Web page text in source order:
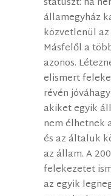
államegyház
közvetlenül
Másfelől a
azonos.
elismert
révén
akiket egyik
nem élhetnek
és az általuk
az állam. A
felekezetet
az egyik